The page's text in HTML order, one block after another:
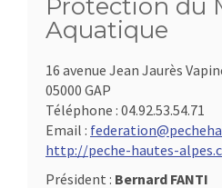
Protection du
Aquatique
16 avenue Jean Jaurès
05000 GAP
Téléphone : 04.92.53.54.71
Email :
http://peche-hautes-
Président : Bernard FANTI